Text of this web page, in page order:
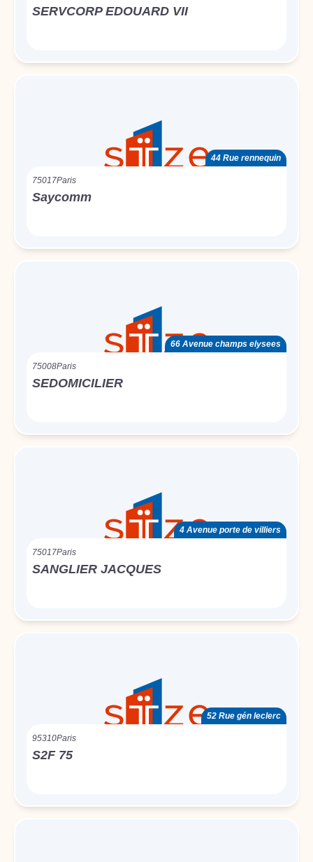
SERVCORP EDOUARD VII
44 Rue rennequin
75017Paris
Saycomm
66 Avenue champs elysees
75008Paris
SEDOMICILIER
4 Avenue porte de villiers
75017Paris
SANGLIER JACQUES
52 Rue gén leclerc
95310Paris
S2F 75